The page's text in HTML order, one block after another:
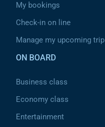
My bookings
Check-in on line
Manage my upcoming trip
ON BOARD
Business class
Economy class
Entertainment